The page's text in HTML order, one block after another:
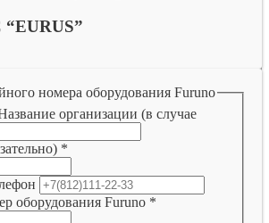
“EURUS”
номера оборудования Furuno
организации (в случае
*
оборудования Furuno *